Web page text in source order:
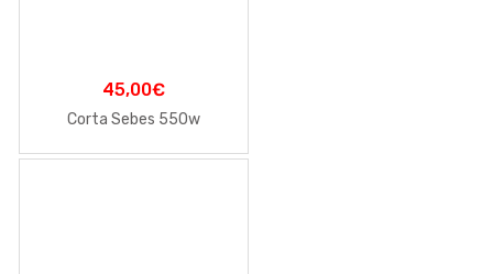
45,00€
Corta Sebes 550w